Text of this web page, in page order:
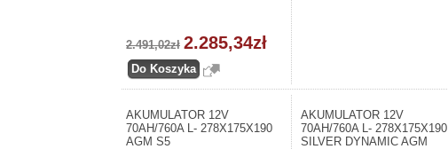
2.491,02zł 2.285,34zł
AKUMULATOR 12V
70AH/760A L- 278X175X190
AGM S5
AKUMULATOR 12V
70AH/760A L- 278X175X190
SILVER DYNAMIC AGM